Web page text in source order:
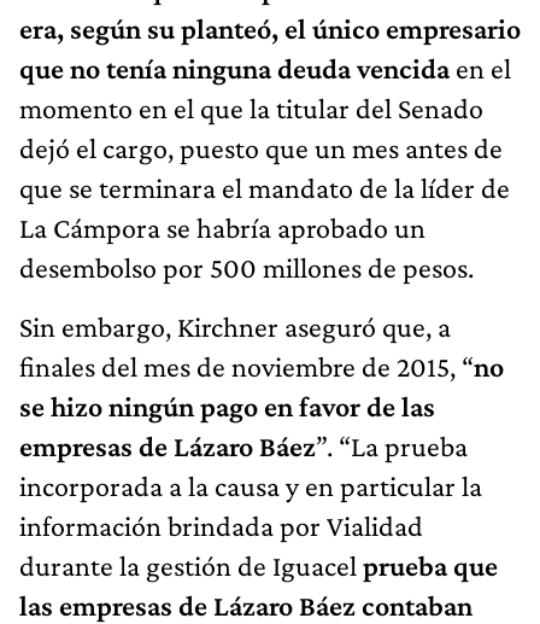
era, según su planteó, el único empresario
que no tenía ninguna deuda vencidaen el
momento en el que la titular del Senado
dejó el cargo, puesto que un mes antes de
que se terminara el mandato de la líder de
La Cámpora se habría aprobado un
desembolso por 500 millones de pesos.
Sin embargo, Kirchner aseguró que, a
finales del mes de noviembre de 2015, “no
se hizo ningún pago en favor de las
empresas de Lázaro Báez”. “La prueba
incorporada a la causa y en particular la
información brindada por Vialidad
durante la gestión de Iguacel prueba que
las empresas de Lázaro Báez contaban